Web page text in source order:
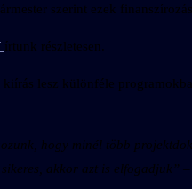
szerint ezek
írtunk részletesen.
lesz különféle
hogy minél több
akkor azt is elfogadjuk”